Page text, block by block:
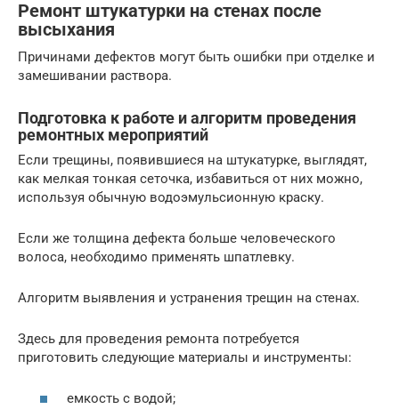
Ремонт штукатурки на стенах после
высыхания
Причинами дефектов могут быть ошибки при отделке и
замешивании раствора.
Подготовка к работе и алгоритм проведения
ремонтных мероприятий
Если трещины, появившиеся на штукатурке, выглядят,
как мелкая тонкая сеточка, избавиться от них можно,
используя обычную водоэмульсионную краску.
Если же толщина дефекта больше человеческого
волоса, необходимо применять шпатлевку.
Алгоритм выявления и устранения трещин на стенах.
Здесь для проведения ремонта потребуется
приготовить следующие материалы и инструменты:
емкость с водой;